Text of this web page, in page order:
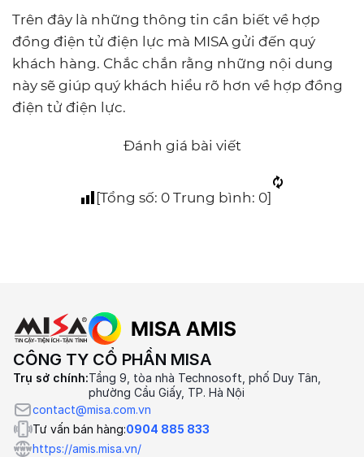
Trên đây là những thông tin cần biết về hợp
đồng điện tử điện lực mà MISA gửi đến quý
khách hàng. Chắc chắn rằng những nội dung
này sẽ giúp quý khách hiểu rõ hơn về hợp đồng
điện tử điện lực.
Đánh giá bài viết
[Tổng số: 0 Trung bình: 0]
CÔNG TY CỔ PHẦN MISA
Trụ sở chính:Tầng 9, tòa nhà Technosoft, phố Duy Tân,
phường Cầu Giấy, TP. Hà Nội
contact@misa.com.vn
Tư vấn bán hàng:0904 885 833
https://amis.misa.vn/